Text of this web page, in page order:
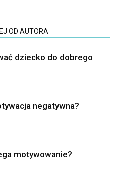
OD AUTORA
dziecko do dobrego
negatywna?
motywowanie?